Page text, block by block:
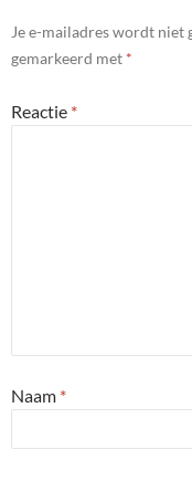
Je e-mailadres wordt niet
gemarkeerd met *
Reactie *
Naam *